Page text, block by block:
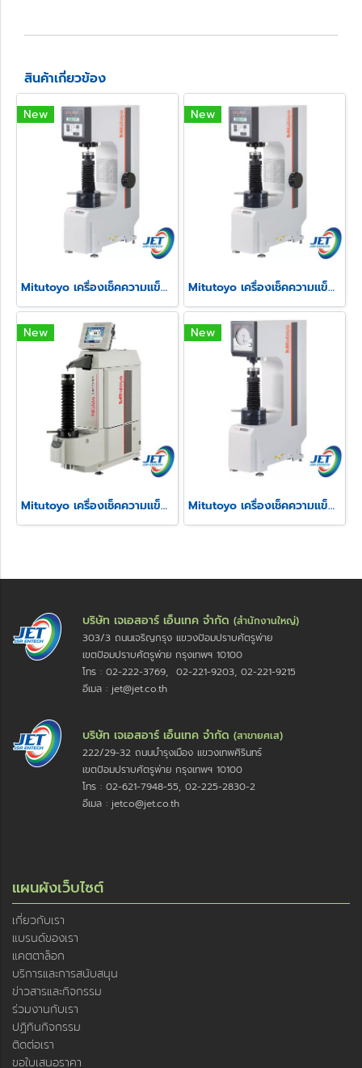
สินค้าเกี่ยวข้อง
New
Mitutoyo เครื่องเช็คความแข็งแบบ Rockwell รุ่น HR-430MS
New
Mitutoyo เครื่องเช็คความแข็งแบบ Rockwell รุ่น HR-430MR
New
Mitutoyo เครื่องเช็คความแข็งแบบ Rockwell รุ่น HR-530
New
Mitutoyo เครื่องเช็คความแข็งแบบ Rockwell รุ่น HR-210MR
บริษัท เจเอสอาร์ เอ็นเทค จำกัด (สำนักงานใหญ่)
303/3 ถนนเจริญกรุง แขวงป้อมปราบศัตรูพ่าย
เขตป้อมปราบศัตรูพ่าย กรุงเทพฯ 10100
โทร : 02-222-3769, 02-221-9203, 02-221-9215
อีเมล : jet@jet.co.th
บริษัท เจเอสอาร์ เอ็นเทค จำกัด (สาขายศเส)
222/29-32 ถนนบำรุงเมือง แขวงเทพศิรินทร์
เขตป้อมปราบศัตรูพ่าย กรุงเทพฯ 10100
โทร : 02-621-7948-55, 02-225-2830-2
อีเมล : jetco@jet.co.th
แผนผังเว็บไซต์
เกี่ยวกับเรา
แบรนด์ของเรา
แคตตาล็อก
บริการและการสนับสนุน
ข่าวสารและกิจกรรม
ร่วมงานกับเรา
ปฏิทินกิจกรรม
ติดต่อเรา
ขอใบเสนอราคา